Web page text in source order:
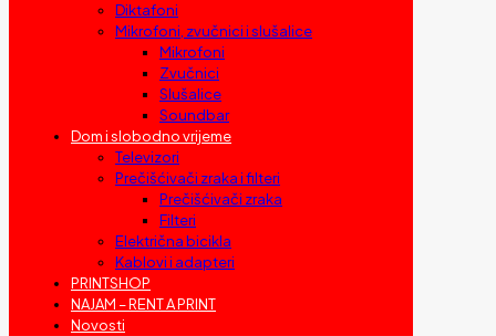
Diktafoni
Mikrofoni, zvučnici i slušalice
Mikrofoni
Zvučnici
Slušalice
Soundbar
Dom i slobodno vrijeme
Televizori
Prečišćivači zraka i filteri
Prečišćivači zraka
Filteri
Električna bicikla
Kablovi i adapteri
PRINTSHOP
NAJAM – RENT A PRINT
Novosti